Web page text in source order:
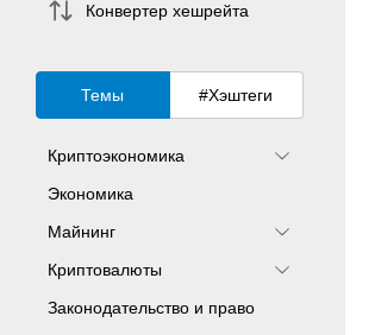
Конвертер хешрейта
Темы #Хэштеги
Криптоэкономика
Экономика
Майнинг
Криптовалюты
Законодательство и право